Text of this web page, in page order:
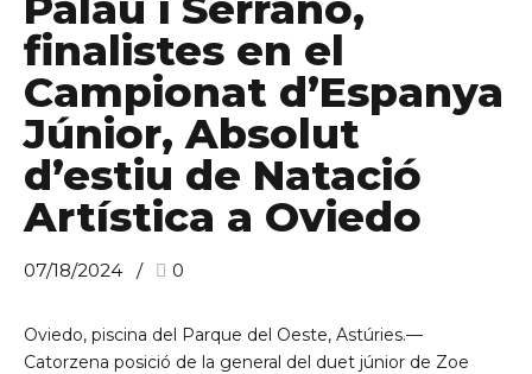
finalistes en el
Campionat d’Espanya
Júnior, Absolut
d’estiu de Natació
Artística a Oviedo
07/18/2024 0
Oviedo, piscina del Parque del Oeste, Astúries.—
Catorzena posició de la general del duet júnior de Zoe